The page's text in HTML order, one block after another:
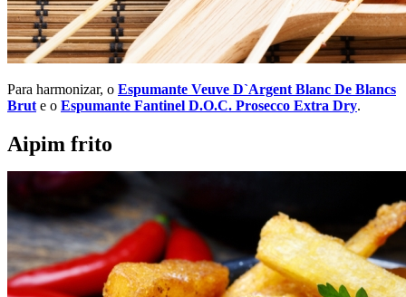
Para harmonizar, o Espumante Veuve D`Argent Blanc De Blancs
Brut e o Espumante Fantinel D.O.C. Prosecco Extra Dry.
Aipim frito